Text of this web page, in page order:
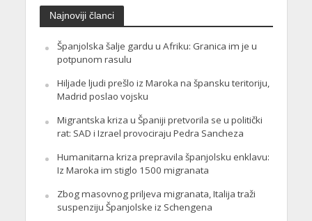
Najnoviji članci
Španjolska šalje gardu u Afriku: Granica im je u
potpunom rasulu
Hiljade ljudi prešlo iz Maroka na špansku teritoriju,
Madrid poslao vojsku
Migrantska kriza u Španiji pretvorila se u politički
rat: SAD i Izrael provociraju Pedra Sancheza
Humanitarna kriza prepravila španjolsku enklavu:
Iz Maroka im stiglo 1500 migranata
Zbog masovnog priljeva migranata, Italija traži
suspenziju Španjolske iz Schengena